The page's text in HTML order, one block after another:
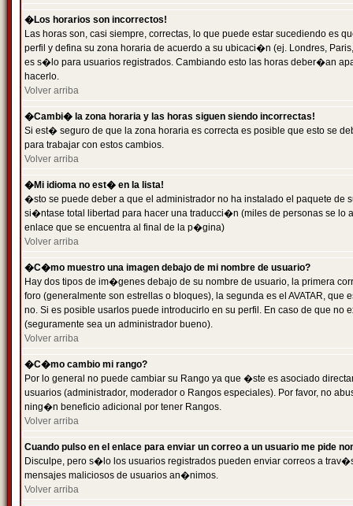
�Los horarios son incorrectos!
Las horas son, casi siempre, correctas, lo que puede estar sucediendo es
perfil y defina su zona horaria de acuerdo a su ubicaci�n (ej. Londres,
es s�lo para usuarios registrados. Cambiando esto las horas deber�an
hacerlo.
Volver arriba
�Cambi� la zona horaria y las horas siguen siendo incorrectas!
Si est� seguro de que la zona horaria es correcta es posible que esto se
para trabajar con estos cambios.
Volver arriba
�Mi idioma no est� en la lista!
�sto se puede deber a que el administrador no ha instalado el paquete
si�ntase total libertad para hacer una traducci�n (miles de personas se
enlace que se encuentra al final de la p�gina)
Volver arriba
�C�mo muestro una imagen debajo de mi nombre de usuario?
Hay dos tipos de im�genes debajo de su nombre de usuario, la primera
foro (generalmente son estrellas o bloques), la segunda es el AVATAR,
no. Si es posible usarlos puede introducirlo en su perfil. En caso de que
(seguramente sea un administrador bueno).
Volver arriba
�C�mo cambio mi rango?
Por lo general no puede cambiar su Rango ya que �ste es asociado
usuarios (administrador, moderador o Rangos especiales). Por favor, no
ning�n beneficio adicional por tener Rangos.
Volver arriba
Cuando pulso en el enlace para enviar un correo a un usuario me pide
Disculpe, pero s�lo los usuarios registrados pueden enviar correos a
mensajes maliciosos de usuarios an�nimos.
Volver arriba